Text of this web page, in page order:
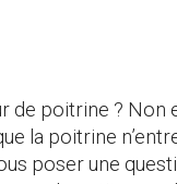
de poitrine ? Non
la poitrine
poser une